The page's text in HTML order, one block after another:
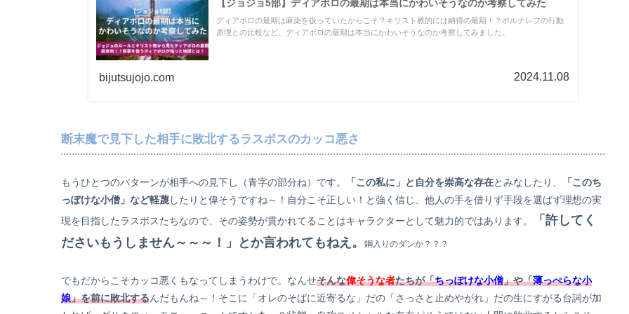
【ジョジョ5部】ディアボロの最期は本当にかわいそうなのか考察してみた
ディアボロの最期は麻薬を扱っていたからこそ？キリスト教的には納得の最期！？ポルナレフの行動
原理との比較など、ディアボロの最期は本当にかわいそうなのか考察してみました。
bijutsujojo.com 2024.11.08
断末魔で見下した相手に敗北するラスボスのカッコ悪さ
もうひとつのパターンが相手への見下し（青字の部分ね）です。 「この私に」と自分を崇高な存在とみなしたり、
「このち
っぽけな小僧」など軽蔑したりと偉そうですね～！自分こそ正しい！と強く信じ、他人の手を借りず手段を選ばず理想の実
現を目指したラスボスたちなので、その姿勢が貫かれてることはキャラクターとして魅力的ではあります。
「許してく
ださいもうしません～～～！」とか言われてもねえ。
鋼入りのダンか？？？
でもだからこそカッコ悪くもなってしまうわけで。なんせそんな偉そうな者たちが「ちっぽけな小僧」や「薄っぺらな小
娘」を前に敗北するんだもんね～！そこに「オレのそばに近寄るな」だの「さっさと止めやがれ」だの生にすがる台詞が加